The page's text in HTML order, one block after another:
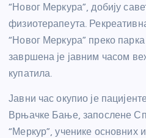
“Новог Меркура”, добију
физиотерапеута.
“Новог Меркура” преко
завршена је јавним часом
купатила.
Јавни час окупио је
Врњачке Бање, запослене
“Меркур”, ученике основних